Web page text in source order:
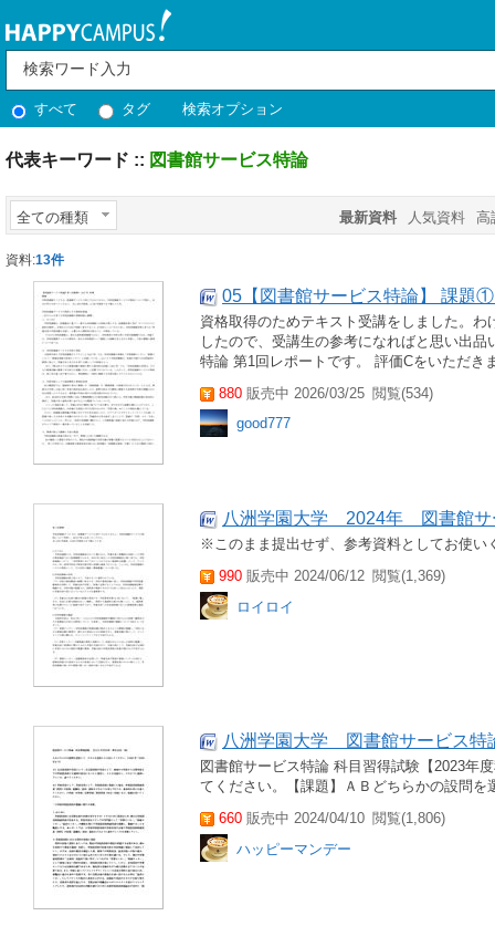
すべて タグ 検索オプション
代表キーワード :: 図書館サービス特論
全ての種類 最新資料 人気資料 高
資料:13件
05【図書館サービス特論】 課題
資格取得のためテキスト受講をしました。
したので、受講生の参考になればと思い出
特論 第1回レポートです。 評価Cをいただき
880 販売中 2026/03/25 閲覧(534)
good777
八洲学園大学 2024年 図書館サ
※このまま提出せず、参考資料としてお使い
990 販売中 2024/06/12 閲覧(1,369)
ロイロイ
八洲学園大学 図書館サービス
図書館サービス特論 科目習得試験【2023年
てください。【課題】ＡＢどちらかの設問
660 販売中 2024/04/10 閲覧(1,806)
ハッピーマンデー